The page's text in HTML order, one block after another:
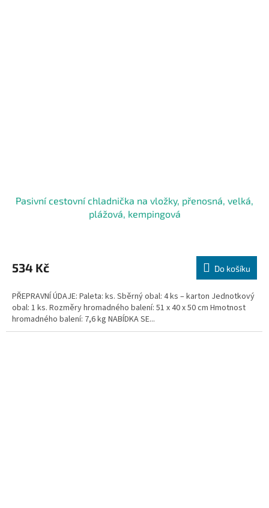
Pasivní cestovní chladnička na vložky, přenosná, velká,
plážová, kempingová
534 Kč Do košíku
PŘEPRAVNÍ ÚDAJE: Paleta: ks. Sběrný obal: 4 ks – karton Jednotkový
obal: 1 ks. Rozměry hromadného balení: 51 x 40 x 50 cm Hmotnost
hromadného balení: 7,6 kg NABÍDKA SE...